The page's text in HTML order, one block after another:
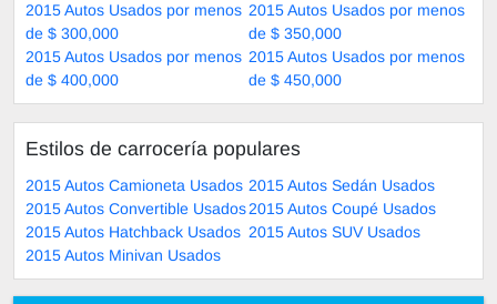
2015 Autos Usados por menos
de $ 300,000
2015 Autos Usados por menos
de $ 350,000
2015 Autos Usados por menos
de $ 400,000
2015 Autos Usados por menos
de $ 450,000
Estilos de carrocería populares
2015 Autos Camioneta Usados 2015 Autos Sedán Usados
2015 Autos Convertible Usados2015 Autos Coupé Usados
2015 Autos Hatchback Usados 2015 Autos SUV Usados
2015 Autos Minivan Usados